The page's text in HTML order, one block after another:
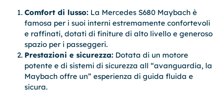
Comfort di lusso: La Mercedes S680 Maybach è
famosa per i suoi interni estremamente confortevoli
e raffinati, dotati di finiture di alto livello e generoso
spazio per i passeggeri.
Prestazioni e sicurezza: Dotata di un motore
potente e di sistemi di sicurezza all “avanguardia, la
Maybach offre un” esperienza di guida fluida e
sicura.